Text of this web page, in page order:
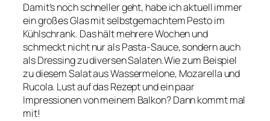
Damit’s noch schneller geht, habe ich aktuell immer
ein großes Glas mit selbstgemachtem Pesto im
Kühlschrank. Das hält mehrere Wochen und
schmeckt nicht nur als Pasta-Sauce, sondern auch
als Dressing zu diversen Salaten.Wie zum Beispiel
zu diesem Salat aus Wassermelone, Mozarella und
Rucola. Lust auf das Rezept und ein paar
Impressionen von meinem Balkon? Dann kommt mal
mit!